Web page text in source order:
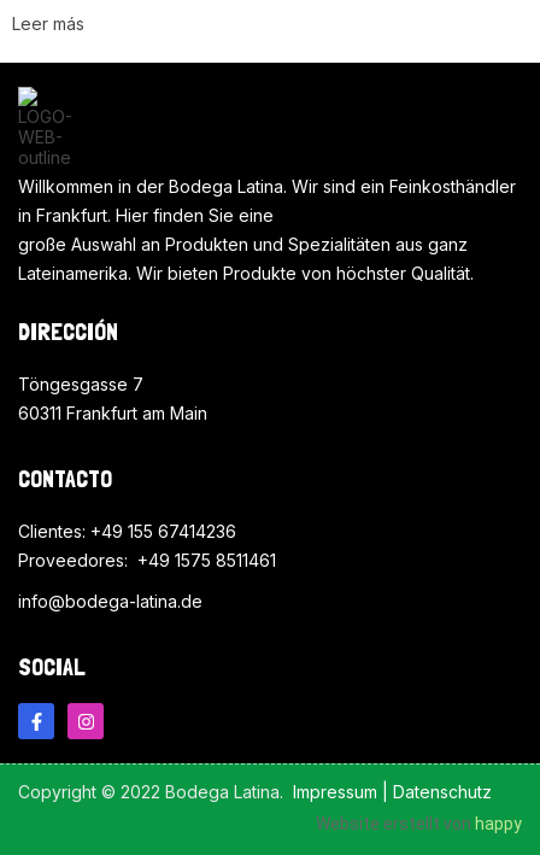
Leer más
Willkommen in der Bodega Latina. Wir sind ein Feinkosthändler
in Frankfurt. Hier finden Sie eine
große Auswahl an Produkten und Spezialitäten aus ganz
Lateinamerika. Wir bieten Produkte von höchster Qualität.
DIRECCIÓN
Töngesgasse 7
60311 Frankfurt am Main
CONTACTO
Clientes: +49 155 67414236
Proveedores: +49 1575 8511461
info@bodega-latina.de
SOCIAL
Copyright © 2022 Bodega Latina. Impressum Datenschutz
Website erstellt von happy